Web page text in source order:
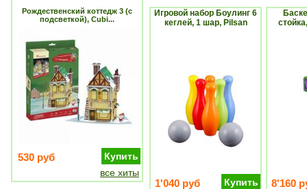
Рождественский коттедж 3 (с
подсветкой), Cubi...
530 руб
Купить
все хиты
Игровой набор Боулинг 6
кеглей, 1 шар, Pilsan
1'040 руб Купить 8'160